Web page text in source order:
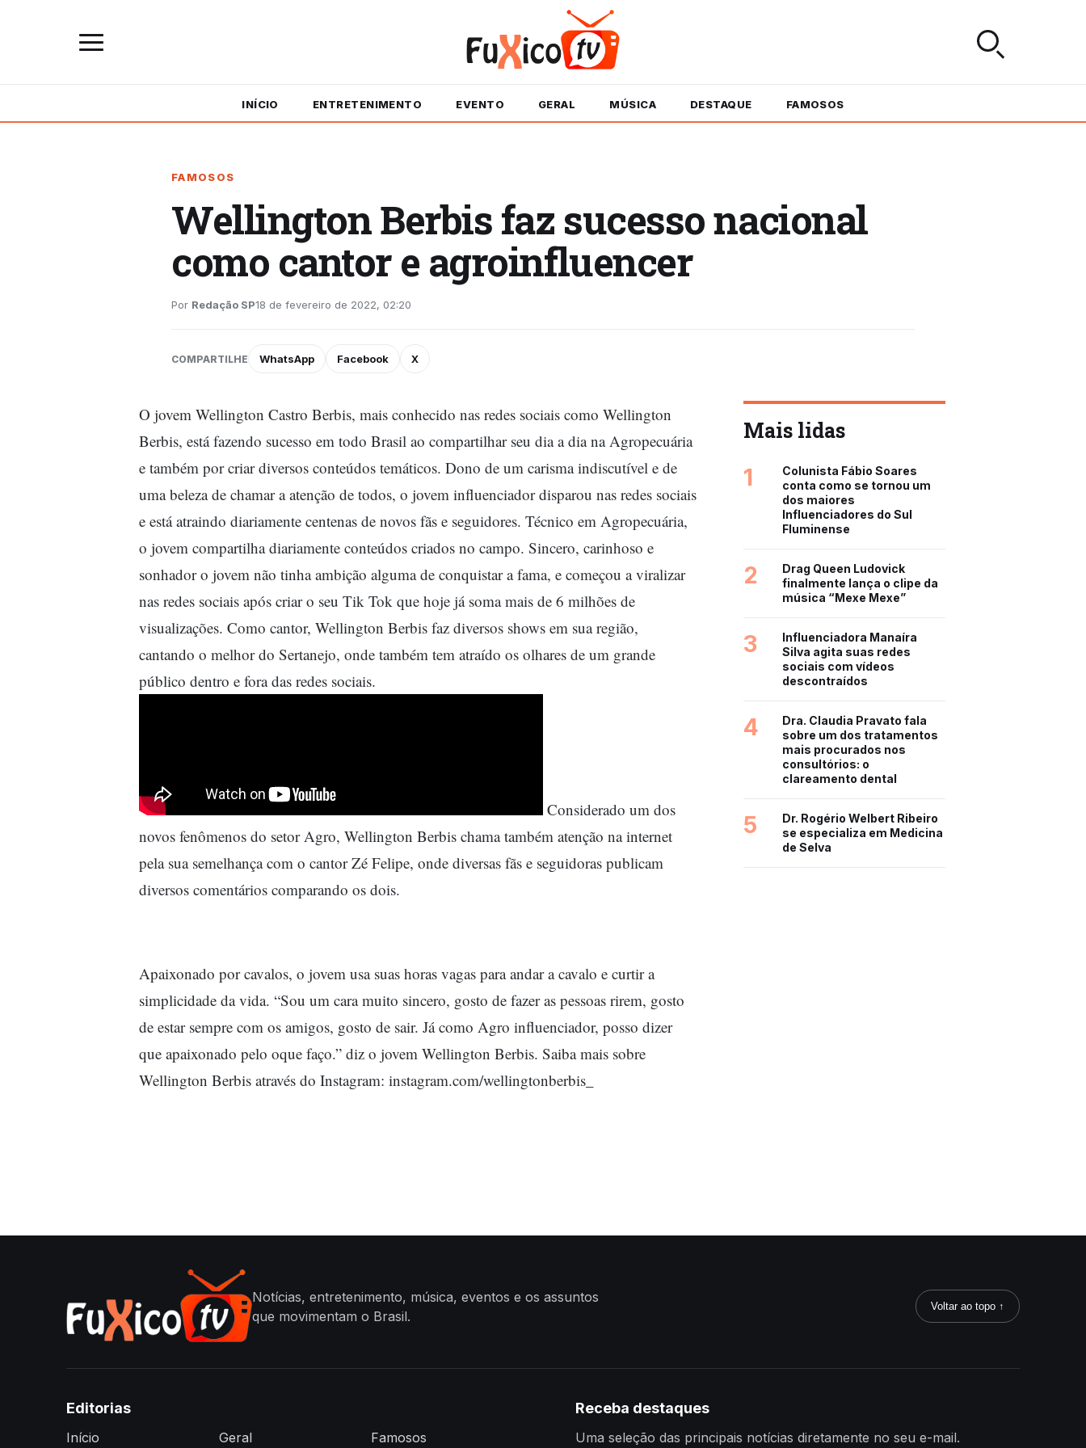
INÍCIO ENTRETENIMENTO EVENTO GERAL MÚSICA DESTAQUE FAMOSOS
FAMOSOS
Wellington Berbis faz sucesso nacional
como cantor e agroinfluencer
Por Redação SP18 de fevereiro de 2022, 02:20
COMPARTILHE WhatsApp Facebook X
O jovem Wellington Castro Berbis, mais conhecido nas redes sociais como Wellington
Berbis, está fazendo sucesso em todo Brasil ao compartilhar seu dia a dia na Agropecuária
e também por criar diversos conteúdos temáticos. Dono de um carisma indiscutível e de
uma beleza de chamar a atenção de todos, o jovem influenciador disparou nas redes sociais
e está atraindo diariamente centenas de novos fãs e seguidores. Técnico em Agropecuária,
o jovem compartilha diariamente conteúdos criados no campo. Sincero, carinhoso e
sonhador o jovem não tinha ambição alguma de conquistar a fama, e começou a viralizar
nas redes sociais após criar o seu Tik Tok que hoje já soma mais de 6 milhões de
visualizações. Como cantor, Wellington Berbis faz diversos shows em sua região,
cantando o melhor do Sertanejo, onde também tem atraído os olhares de um grande
público dentro e fora das redes sociais.
Considerado um dos
novos fenômenos do setor Agro, Wellington Berbis chama também atenção na internet
pela sua semelhança com o cantor Zé Felipe, onde diversas fãs e seguidoras publicam
diversos comentários comparando os dois.
Apaixonado por cavalos, o jovem usa suas horas vagas para andar a cavalo e curtir a
simplicidade da vida. “Sou um cara muito sincero, gosto de fazer as pessoas rirem, gosto
de estar sempre com os amigos, gosto de sair. Já como Agro influenciador, posso dizer
que apaixonado pelo oque faço.” diz o jovem Wellington Berbis. Saiba mais sobre
Wellington Berbis através do Instagram: instagram.com/wellingtonberbis_
Mais lidas
1
Colunista Fábio Soares
conta como se tornou um
dos maiores
Influenciadores do Sul
Fluminense
2
Drag Queen Ludovick
finalmente lança o clipe da
música “Mexe Mexe”
3
Influenciadora Manaíra
Silva agita suas redes
sociais com vídeos
descontraídos
4
Dra. Claudia Pravato fala
sobre um dos tratamentos
mais procurados nos
consultórios: o
clareamento dental
5
Dr. Rogério Welbert Ribeiro
se especializa em Medicina
de Selva
Notícias, entretenimento, música, eventos e os assuntos
que movimentam o Brasil.
Voltar ao topo ↑
Editorias
Início Geral Famosos
Receba destaques
Uma seleção das principais notícias diretamente no seu e-mail.